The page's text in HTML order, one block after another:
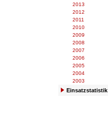
2013
2012
2011
2010
2009
2008
2007
2006
2005
2004
2003
Einsatzstatistik